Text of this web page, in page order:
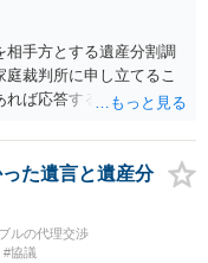
相手方とする遺産分割調
裁判所に申し立てるこ
れば応答する可能性がま
で必要書類をてきぱきと
ださい。
た遺言と遺産分
ルの代理交渉
#協議